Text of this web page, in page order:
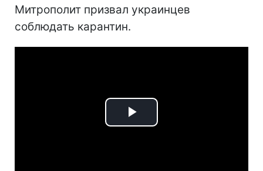
Митрополит призвал украинцев
соблюдать карантин.
Play